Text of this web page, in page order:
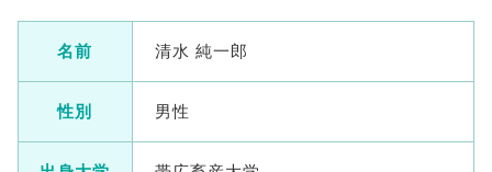
名前 清水 純一郎
性別 男性